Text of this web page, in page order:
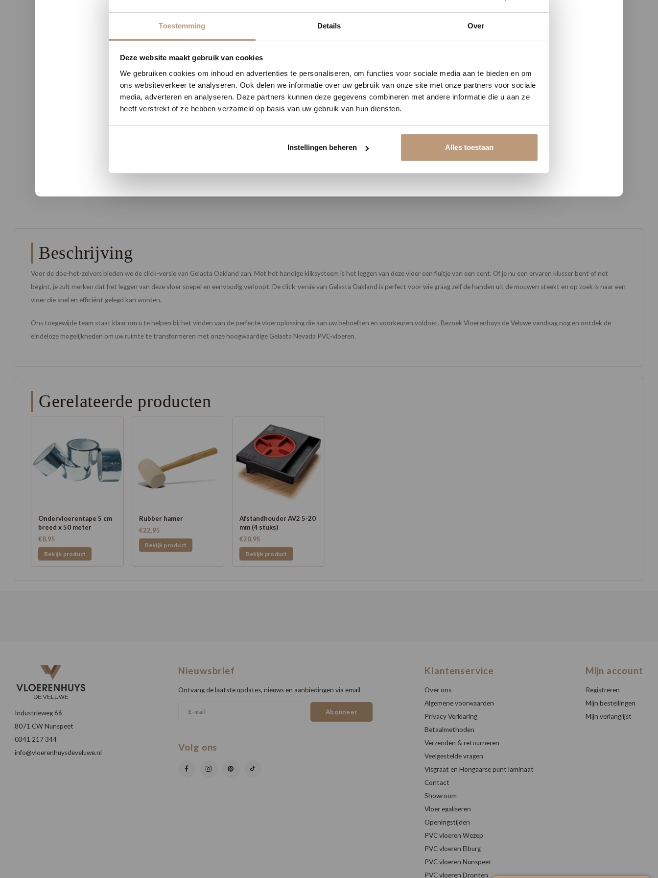
47
Nu tijdelijk 10% korting op jouw vloer
Vraag snel een offerte aan en bespaar direct.
Bekijk plak PVC vloeren
Toestemming Details Over
Deze website maakt gebruik van cookies
We gebruiken cookies om inhoud en advertenties te personaliseren, om functies voor sociale media aan te bieden en om
ons websiteverkeer te analyseren. Ook delen we informatie over uw gebruik van onze site met onze partners voor sociale
media, adverteren en analyseren. Deze partners kunnen deze gegevens combineren met andere informatie die u aan ze
heeft verstrekt of ze hebben verzameld op basis van uw gebruik van hun diensten.
Instellingen beheren Alles toestaan
Ervaringen van onze klanten
9.8/ 10 op basis van 180+ reviews
Sophie uit Arnhem - Jan uit Utrecht -
was top.
Beschrijving
Voor de doe-het-zelvers bieden we de click-versie van Gelasta Oakland aan. Met het handige kliksysteem is het leggen van deze vloer een fluitje van een cent. Of je nu een ervaren klusser bent of net
begint, je zult merken dat het leggen van deze vloer soepel en eenvoudig verloopt. De click-versie van Gelasta Oakland is perfect voor wie graag zelf de handen uit de mouwen steekt en op zoek is naar een
vloer die snel en efficiënt gelegd kan worden.
Ons toegewijde team staat klaar om u te helpen bij het vinden van de perfecte vloeroplossing die aan uw behoeften en voorkeuren voldoet. Bezoek Vloerenhuys de Veluwe vandaag nog en ontdek de
eindeloze mogelijkheden om uw ruimte te transformeren met onze hoogwaardige Gelasta Nevada PVC-vloeren.
Gerelateerde producten
Ondervloerentape 5 cm
breed x 50 meter
€8,95
Bekijk product
Rubber hamer
€22,95
Bekijk product
Afstandhouder AV2 5-20
mm (4 stuks)
€20,95
Bekijk product
Industrieweg 66
8071 CW Nunspeet
0341 217 344
info@vloerenhuysdeveluwe.nl
Nieuwsbrief
Ontvang de laatste updates, nieuws en aanbiedingen via email
Abonneer
Volg ons
Klantenservice
Over ons
Algemene voorwaarden
Privacy Verklaring
Betaalmethoden
Verzenden & retourneren
Veelgestelde vragen
Visgraat en Hongaarse punt laminaat
Contact
Showroom
Vloer egaliseren
Openingstijden
PVC vloeren Wezep
PVC vloeren Elburg
PVC vloeren Nunspeet
PVC vloeren Dronten
Mijn account
Registreren
Mijn bestellingen
Mijn verlanglijst